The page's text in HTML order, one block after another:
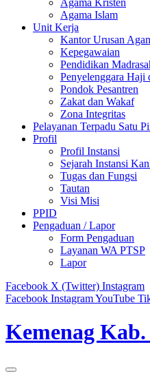
Agama Kristen
Agama Islam
Unit Kerja
Kantor Urusan
Kepegawaian
Pendidikan
Penyelenggara Haji
Pondok Pesantren
Zakat dan Wakaf
Zona Integritas
Pelayanan Terpadu Satu
Profil
Profil Instansi
Sejarah Instansi
Tugas dan Fungsi
Tautan
Visi Misi
PPID
Pengaduan / Lapor
Form Pengaduan
Layanan WA PTSP
Lapor
Facebook X (Twitter) Instagram
Facebook InstagramYouTube
Kemenag